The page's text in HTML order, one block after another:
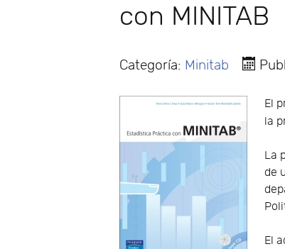
con MINITAB
Categoría: Minitab
El
la
La
de
El